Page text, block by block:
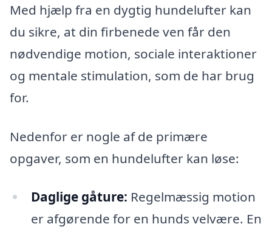
Med hjælp fra en dygtig hundelufter kan
du sikre, at din firbenede ven får den
nødvendige motion, sociale interaktioner
og mentale stimulation, som de har brug
for.
Nedenfor er nogle af de primære
opgaver, som en hundelufter kan løse:
Daglige gåture: Regelmæssig motion
er afgørende for en hunds velvære. En